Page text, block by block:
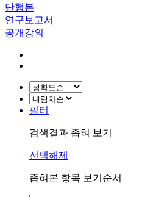
단행본
연구보고서
공개강의
필터
검색결과 좁혀 보기
선택해제
좁혀본 항목 보기순서